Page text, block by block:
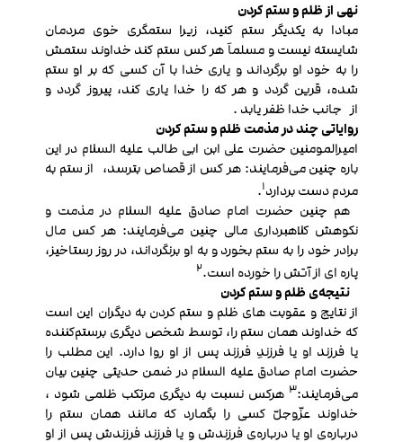
نهی از ظلم و ستم کردن
مبادا به یکدیگر ستم کنید، زیرا ستمگری خوی مردمان
شایسته نیست و مسلماَ هر کس ستم کند خداوند ستمش
را به خود او برگرداند و یاری خدا با آن کسی که بر او ستم
شده، قرین گردد و هر که را خدا یاری کند، پیروز گردد و
از جانب خدا ظفر یابد .
روایاتی چند در مذمت ظلم و ستم کردن
امیرالمومنین حضرت علی ابن ابی طالب علیه السلام در این
باره چنین می‌فرمایند: هر کس از قصاص بترسد، از ستم به
مردم دست بردارد1
.
هم چنین حضرت امام صادق علیه السلام در مذمت و
نکوهش کلاهبرداری مالی چنین می‌فرمایند: هر کس مال
برادر خود را به ستم بخورد و به او برنگرداند، در روز رستاخیز،
پاره‏ ای از آتش را خورده‏ است.2
نتیجه‌ی ظلم و ستم کردن
از نتایج و عقوبت های ظلم و ستم کردن به دیگران این است
که خداوند همان ستم را، توسط شخص دیگری برستم‌کننده
یا فرزند او یا فرزندِ فرزند پس از او روا دارد. این مطلب را
حضرت امام صادق علیه السلام در ضمن حدیثی چنین بیان
می‌فرمایند:3 هرکس نسبت به دیگری مرتکب ظلمی ‌شود ،
خداوند عزّوجلّ کسی را بگمارد که مانند همان ستم را
درباره‌ی او یا درباره‌ی فرزندش و یا فرزند فرزندش پس از او